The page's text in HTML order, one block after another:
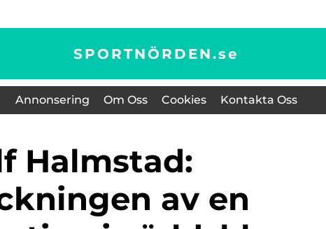
SPORTNÖRDEN.se
Annonsering Om Oss Cookies Kontakta Oss
av en